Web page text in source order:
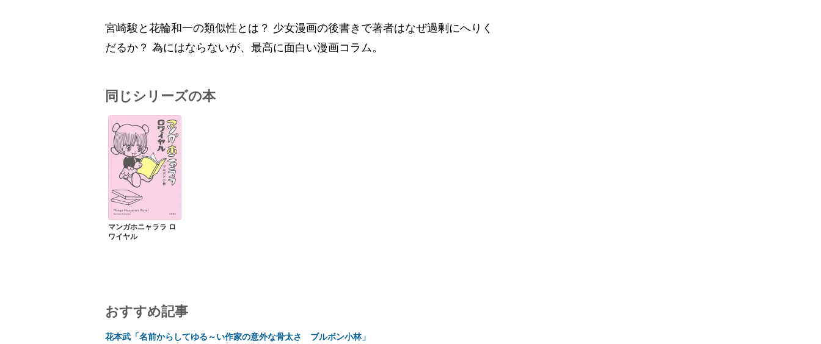
宮崎駿と花輪和一の類似性とは？ 少女漫画の後書きで著者はなぜ過剰にへりく
だるか？ 為にはならないが、最高に面白い漫画コラム。
同じシリーズの本
マンガホニャララ ロ
ワイヤル
おすすめ記事
花本武「名前からしてゆる～い作家の意外な骨太さ ブルボン小林」